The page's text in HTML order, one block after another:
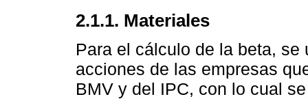
2.1.1. Materiales
Para el cálculo de la beta,
acciones de las empresas
BMV y del IPC, con lo cual